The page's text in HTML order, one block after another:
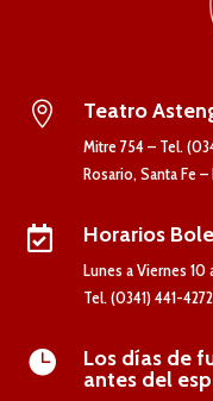
 Teatro
Mitre 754 – Tel.
Rosario, Santa Fe
 Horarios
Lunes a Viernes 10
Tel. (0341) 441-4272

Los días de
antes del